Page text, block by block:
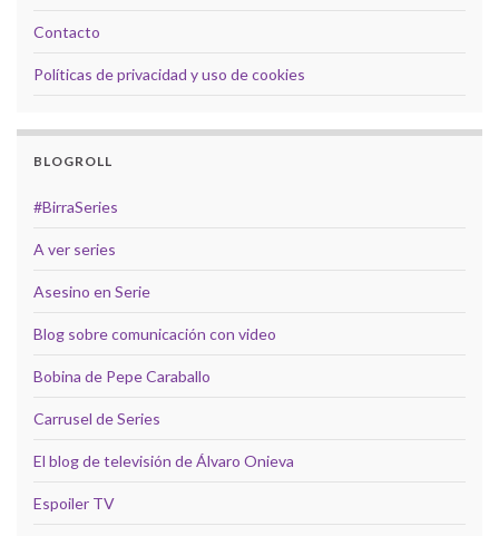
Contacto
Políticas de privacidad y uso de cookies
BLOGROLL
#BirraSeries
A ver series
Asesino en Serie
Blog sobre comunicación con video
Bobina de Pepe Caraballo
Carrusel de Series
El blog de televisión de Álvaro Onieva
Espoiler TV